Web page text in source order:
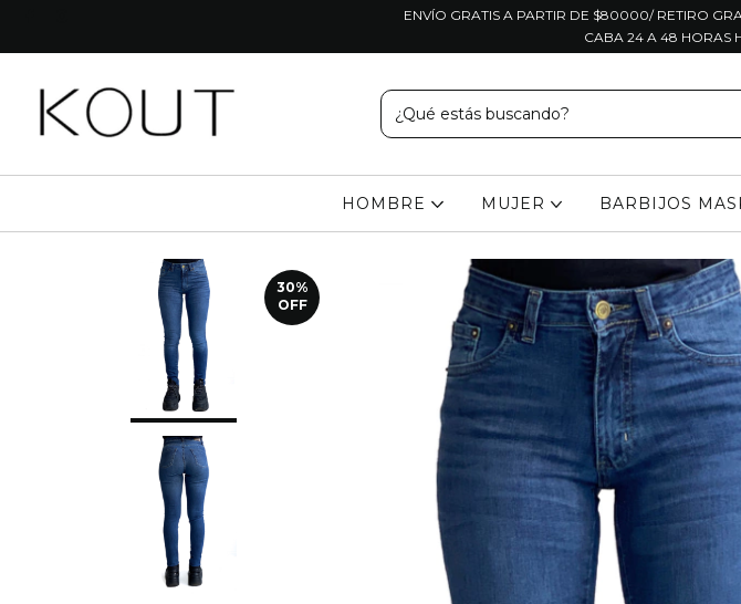
ENVÍO GRATIS A PARTIR DE $80000/ RETIRO
CABA 24 A 48 HORAS
HOMBRE MUJER BARBIJOS
30%
OFF